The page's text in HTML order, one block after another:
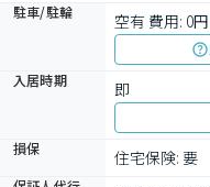
駐車/駐輪 空有 費用: 0
入居時期
即
損保
住宅保険: 要